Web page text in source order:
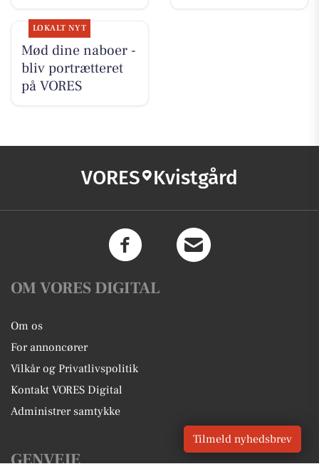
LOKALT NYT
Mød dine naboer -
bliv portrætteret
på VORES
VORES Kvistgård
OM VORES DIGITAL
Om os
For annoncører
Vilkår og Privatlivspolitik
Kontakt VORES Digital
Administrer samtykke
GENVEJE
Tilmeld nyhedsbrev